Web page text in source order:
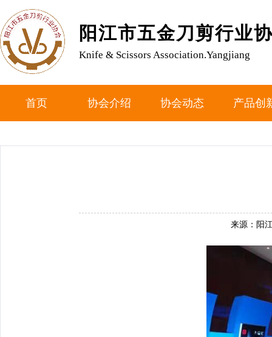
阳江市五金刀剪行业
Knife & Scissors Association.Yangjiang
首页 协会介绍 协会动态 产品创
来源：阳